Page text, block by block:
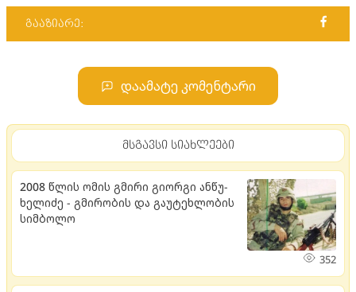
გააზიარე:
დაამატე კომენტარი
მსგავსი სიახლეები
2008 წლის ომის გმირი გი­ორ­გი ან­წუ­
ხე­ლი­ძე - გმი­რო­ბის და გა­უ­ტეხ­ლო­ბის
სიმ­ბო­ლო
352